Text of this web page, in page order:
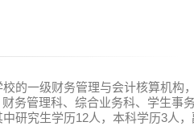
的一级财务管理与会计核算机构
务管理科、综合业务科、学生事
中研究生学历12人，本科学历3人，